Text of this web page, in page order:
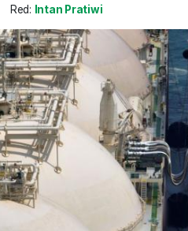
Red: Intan Pratiwi